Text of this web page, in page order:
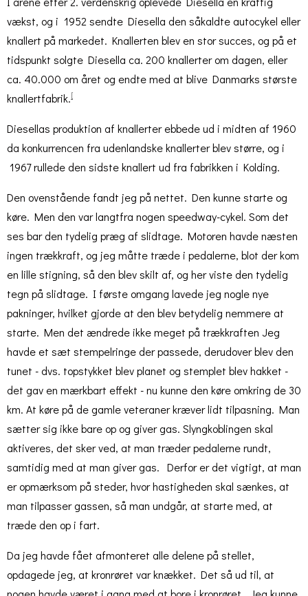
vækst, og i 1952 sendte Diesella den såkaldte autocykel eller
knallert på markedet. Knallerten blev en stor succes, og på et
tidspunkt solgte Diesella ca. 200 knallerter om dagen, eller
ca. 40.000 om året og endte med at blive Danmarks største
knallertfabrik.[
Diesellas produktion af knallerter ebbede ud i midten af 1960
da konkurrencen fra udenlandske knallerter blev større, og i
1967 rullede den sidste knallert ud fra fabrikken i Kolding.
Den ovenstående fandt jeg på nettet. Den kunne starte og
køre. Men den var langtfra nogen speedway-cykel. Som det
ses bar den tydelig præg af slidtage. Motoren havde næsten
ingen trækkraft, og jeg måtte træde i pedalerne, blot der kom
en lille stigning, så den blev skilt af, og her viste den tydelig
tegn på slidtage. I første omgang lavede jeg nogle nye
pakninger, hvilket gjorde at den blev betydelig nemmere at
starte. Men det ændrede ikke meget på trækkraften Jeg
havde et sæt stempelringe der passede, derudover blev den
tunet - dvs. topstykket blev planet og stemplet blev hakket -
det gav en mærkbart effekt - nu kunne den køre omkring de 30
km. At køre på de gamle veteraner kræver lidt tilpasning. Man
sætter sig ikke bare op og giver gas. Slyngkoblingen skal
aktiveres, det sker ved, at man træder pedalerne rundt,
samtidig med at man giver gas. Derfor er det vigtigt, at man
er opmærksom på steder, hvor hastigheden skal sænkes, at
man tilpasser gassen, så man undgår, at starte med, at
træde den op i fart.
Da jeg havde fået afmonteret alle delene på stellet,
opdagede jeg, at kronrøret var knækket. Det så ud til, at